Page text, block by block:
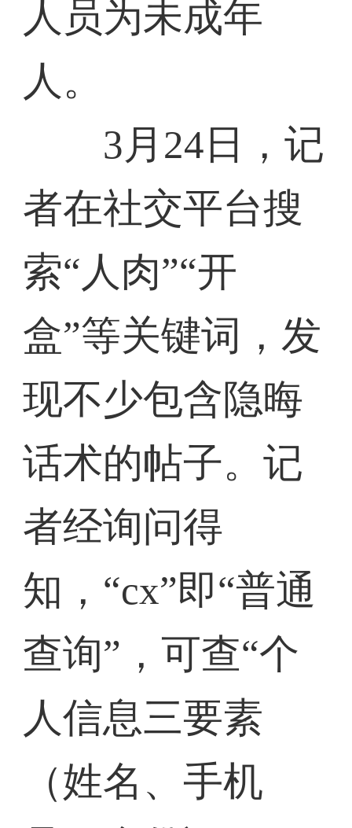
人员为未成年
人。
3月24日，记
者在社交平台搜
索“人肉”“开
盒”等关键词，发
现不少包含隐晦
话术的帖子。记
者经询问得
知，“cx”即“普通
查询”，可查“个
人信息三要素
（姓名、手机